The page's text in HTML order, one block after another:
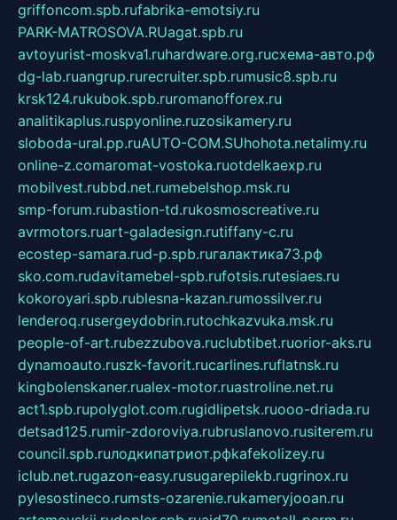
griffoncom.spb.rufabrika-emotsiy.ru
PARK-MATROSOVA.RUagat.spb.ru
avtoyurist-moskva1.ruhardware.org.ruсхема-авто.рф
dg-lab.ruangrup.rurecruiter.spb.rumusic8.spb.ru
krsk124.rukubok.spb.ruromanofforex.ru
analitikaplus.ruspyonline.ruzosikamery.ru
sloboda-ural.pp.ruAUTO-COM.SUhohota.netalimy.ru
online-z.comaromat-vostoka.ruotdelkaexp.ru
mobilvest.rubbd.net.rumebelshop.msk.ru
smp-forum.rubastion-td.rukosmoscreative.ru
avrmotors.ruart-galadesign.rutiffany-c.ru
ecostep-samara.rud-p.spb.ruгалактика73.рф
sko.com.rudavitamebel-spb.rufotsis.rutesiaes.ru
kokoroyari.spb.rublesna-kazan.rumossilver.ru
lenderoq.rusergeydobrin.rutochkazvuka.msk.ru
people-of-art.rubezzubova.ruclubtibet.ruorior-aks.ru
dynamoauto.ruszk-favorit.rucarlines.ruflatnsk.ru
kingbolenskaner.rualex-motor.ruastroline.net.ru
act1.spb.rupolyglot.com.rugidlipetsk.ruooo-driada.ru
detsad125.rumir-zdoroviya.rubruslanovo.rusiterem.ru
council.spb.ruлодкипатриот.рфkafekolizey.ru
iclub.net.rugazon-easy.rusugarepilekb.rugrinox.ru
pylesostineco.rumsts-ozarenie.rukameryjooan.ru